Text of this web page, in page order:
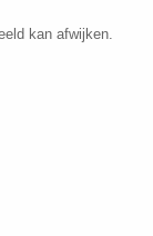
kan afwijken.